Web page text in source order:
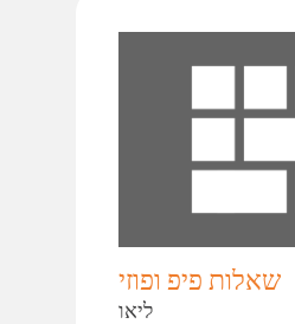
שאלות פיפ ופוזי
ליאו